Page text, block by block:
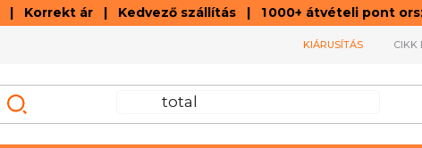
| Korrekt ár | Kedvező szállítás | 1 000+ átvételi pont
KIÁRUSÍTÁS CIKK